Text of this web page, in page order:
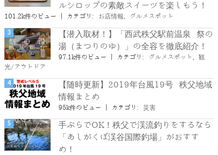
ルシロップの素敵スイーツを楽しもう！
101.2k件のビュー カテゴリ: お店情報, グルメスポット
【潜入取材！】「西武秩父駅前温泉 祭の
湯（まつりのゆ）」の全容を徹底紹介！
97.1k件のビュー カテゴリ: グルメスポット , 観
光/アウトドア
【随時更新】2019年台風19号 秩父地域
情報まとめ
95k件のビュー カテゴリ: 災害
手ぶらでOK！秩父で渓流釣りをするなら
「あしがくぼ渓谷国際釣場」がおすす
め！